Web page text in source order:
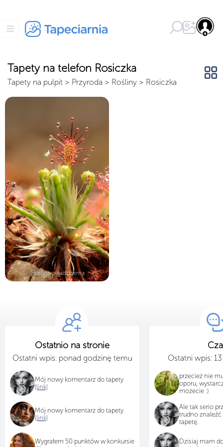
Tapety na telefon Rosiczka
Tapety na pulpit > Przyroda > Rośliny > Rosiczka
Roślina owadożerna
Ostatnio na stronie
Ostatni wpis: ponad godzinę temu
Mój nowy komentarz do tapety
[link]
Mój nowy komentarz do tapety
[link]
Wygrałem 50 punktów w konkursie
Ostatni wpis:
przecież nie
oporu,
możecie :)
Ale tak serio
trudno
tapetę.
Dzisiaj mam